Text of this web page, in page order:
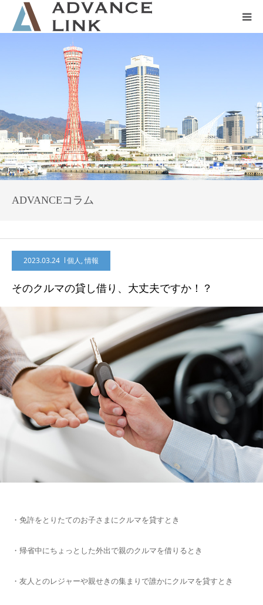
ADVANCEコラム
2023.03.24 個人,情報
そのクルマの貸し借り、大丈夫ですか！？
・免許をとりたてのお子さまにクルマを貸すとき
・帰省中にちょっとした外出で親のクルマを借りるとき
・友人とのレジャーや親せきの集まりで誰かにクルマを貸すとき
会社概要
ネット保険
事業保険